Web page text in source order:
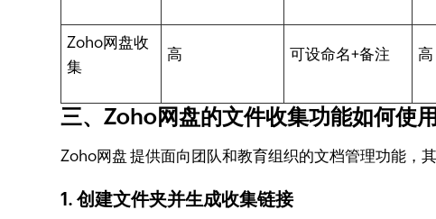
Zoho网盘收
集
高 可设命名+备注 高
三、Zoho网盘的文件收集功能如何使
Zoho网盘 提供面向团队和教育组织的文档管理功能，
1. 创建文件夹并生成收集链接